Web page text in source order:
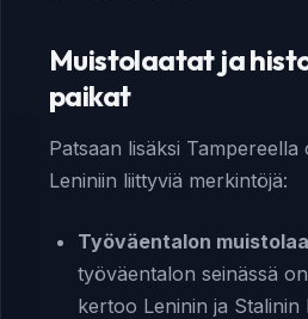
Muistolaatat ja
paikat
Patsaan lisäksi
Leniniin liittyviä merkintöjä:
Työväentalon
työväentalon seinässä
kertoo Leninin ja Stalinin